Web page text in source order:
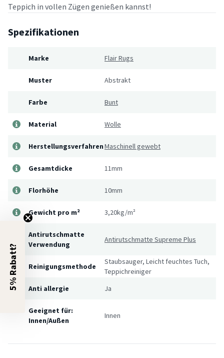
Teppich in vollen Zügen genießen kannst!
Spezifikationen
Marke Flair Rugs
Muster Abstrakt
Farbe Bunt
Material Wolle
HerstellungsverfahrenMaschinell gewebt
Gesamtdicke 11mm
Florhöhe 10mm
Gewicht pro m² 3,20kg/m²
Antirutschmatte
Verwendung
Antirutschmatte Supreme Plus
Reinigungsmethode
Staubsauger, Leicht feuchtes Tuch,
Teppichreiniger
Anti allergie
Ja
Geeignet für:
Innen/Außen
Innen
5% Rabatt?